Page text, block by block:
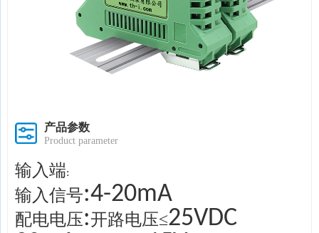
产品参数
Product parameter
输入端:
输入信号:4-20mA
配电电压:开路电压≤25VDC